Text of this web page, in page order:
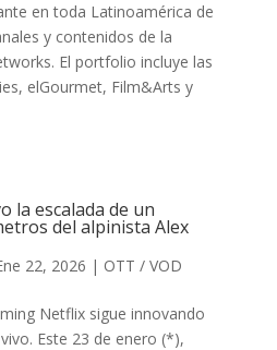
en toda Latinoamérica de
y contenidos de la
El portfolio incluye las
elGourmet, Film&Arts y
la escalada de un
del alpinista Alex
22, 2026 | OTT / VOD
Netflix sigue innovando
Este 23 de enero (*),